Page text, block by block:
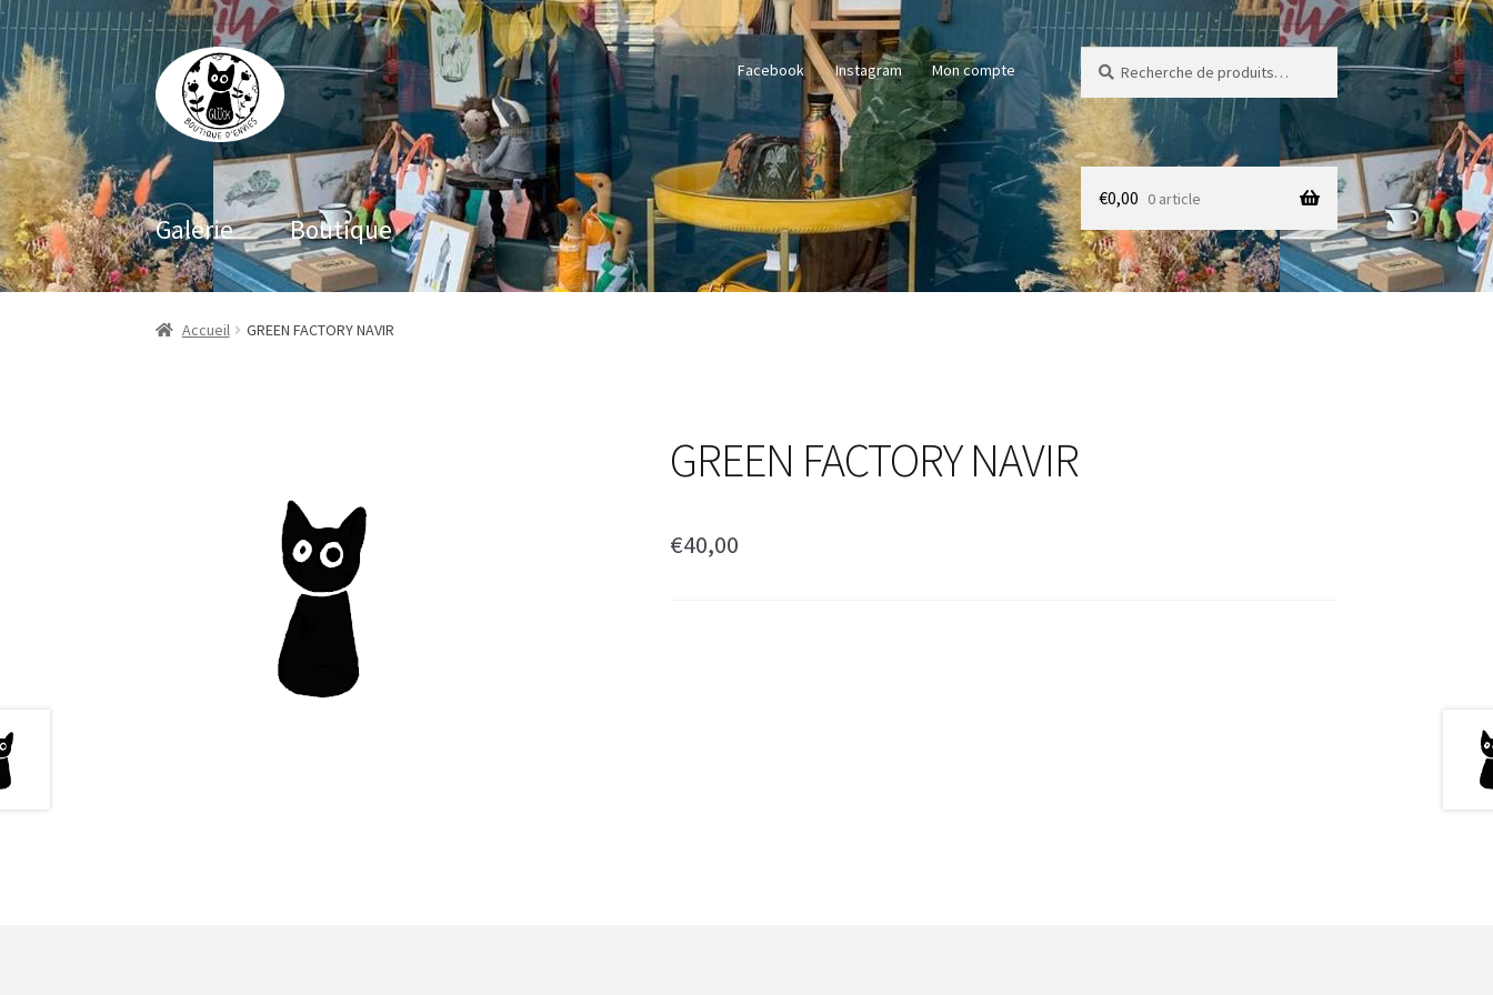
Aller
à
la
navigation
Aller
au
contenu
Facebook Instagram Mon compte
Recherche
pour :
Recherche
Galerie Boutique
€0,00 0 article
Accueil GREEN FACTORY NAVIR
GREEN FACTORY NAVIR
€40,00